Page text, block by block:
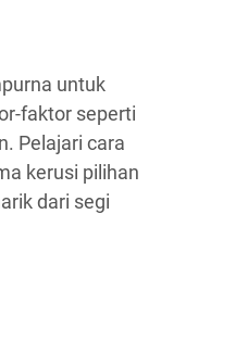
untuk
faktor seperti
Pelajari cara
kerusi pilihan
dari segi